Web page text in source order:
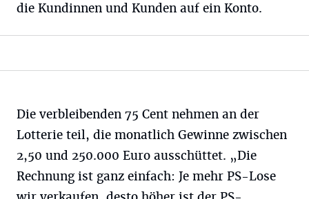
die Kundinnen und Kunden auf ein Konto.
Die verbleibenden 75 Cent nehmen an der
Lotterie teil, die monatlich Gewinne zwischen
2,50 und 250.000 Euro ausschüttet. „Die
Rechnung ist ganz einfach: Je mehr PS-Lose